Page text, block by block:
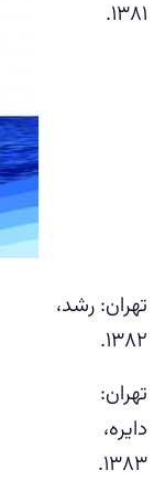
۱۳۸۱.‮
ت‍ه‍ران‌: رش‍د،
۱۳۸۲.
ت‍ه‍ران‌:
دای‍ره‌،
۱۳۸۳.